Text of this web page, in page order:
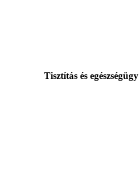
Tisztítás és egészségügy